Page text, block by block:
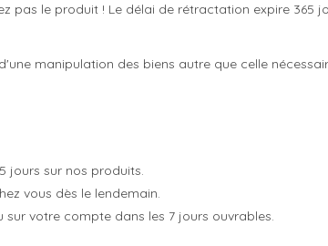
pas le produit ! Le délai de rétractation expire 365
manipulation des biens autre que celle
jours sur nos produits.
vous dès le lendemain.
votre compte dans les 7 jours ouvrables.